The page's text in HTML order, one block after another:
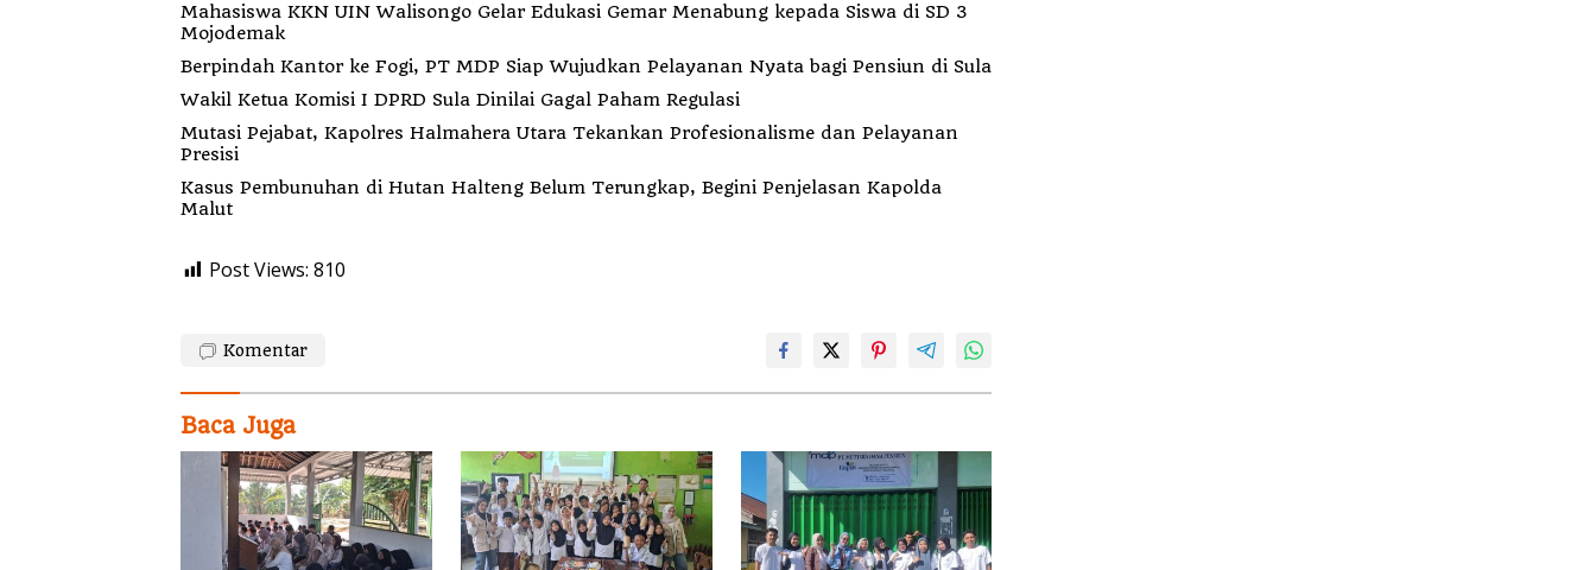
Mahasiswa KKN UIN Walisongo Gelar Edukasi Gemar Menabung kepada Siswa di SD 3
Mojodemak
Berpindah Kantor ke Fogi, PT MDP Siap Wujudkan Pelayanan Nyata bagi Pensiun di Sula
Wakil Ketua Komisi I DPRD Sula Dinilai Gagal Paham Regulasi
Mutasi Pejabat, Kapolres Halmahera Utara Tekankan Profesionalisme dan Pelayanan
Presisi
Kasus Pembunuhan di Hutan Halteng Belum Terungkap, Begini Penjelasan Kapolda
Malut
Post Views: 810
Komentar
Baca Juga